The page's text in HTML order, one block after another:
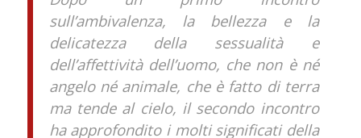
sull’ambivalenza, la bellezza e la
delicatezza della sessualità e
dell’affettività dell’uomo, che non è né
angelo né animale, che è fatto di terra
ma tende al cielo, il secondo incontro
ha approfondito i molti significati della